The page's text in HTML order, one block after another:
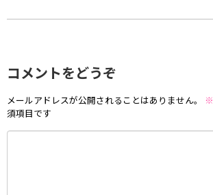
コメントをどうぞ
メールアドレスが公開されることはありません。 ※
須項目です